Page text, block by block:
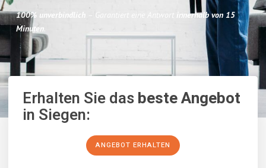
100% unverbindlich – Garantiert eine Antwort
innerhalb von 15
Minuten.
Erhalten Sie dasbeste Angebot
in Siegen:
ANGEBOT ERHALTEN